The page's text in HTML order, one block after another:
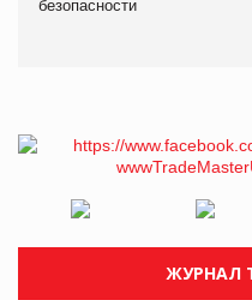
безопасности
ЖУРНАЛ